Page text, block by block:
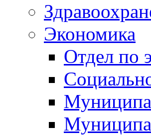
Экономика
Отдел по